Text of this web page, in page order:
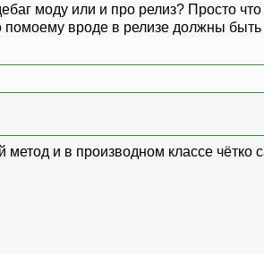
моду или и про релиз? Просто
помоему вроде в релизе должны
метод и в производном классе